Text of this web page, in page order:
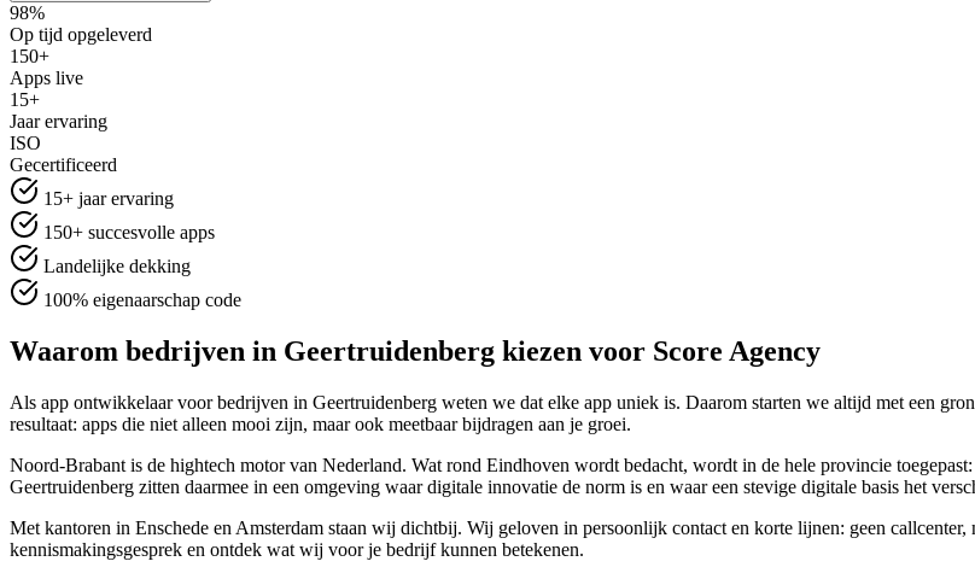
98%
Op tijd opgeleverd
150+
Apps live
15+
Jaar ervaring
ISO
Gecertificeerd
15+ jaar ervaring
150+ succesvolle apps
Landelijke dekking
100% eigenaarschap code
Waarom bedrijven in Geertruidenberg kiezen voor Score Agency
Als app ontwikkelaar voor bedrijven in Geertruidenberg weten we dat elke app uniek is. Daarom starten we altijd met een
resultaat: apps die niet alleen mooi zijn, maar ook meetbaar bijdragen aan je groei.
Noord-Brabant is de hightech motor van Nederland. Wat rond Eindhoven wordt bedacht, wordt in de hele provincie
Geertruidenberg zitten daarmee in een omgeving waar digitale innovatie de norm is en waar een stevige digitale basis het
Met kantoren in Enschede en Amsterdam staan wij dichtbij. Wij geloven in persoonlijk contact en korte lijnen: geen
kennismakingsgesprek en ontdek wat wij voor je bedrijf kunnen betekenen.